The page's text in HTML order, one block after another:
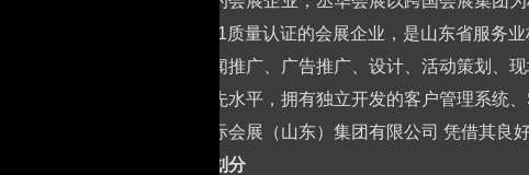
过ISO9001质量认证的会展企业，是山东省服务
推广、新闻推广、广告推广、设计、活动策划、
业也处领先水平，拥有独立开发的客户管理系统
新丞华国际会展（山东）集团有限公司 凭借其良
二、展位划分